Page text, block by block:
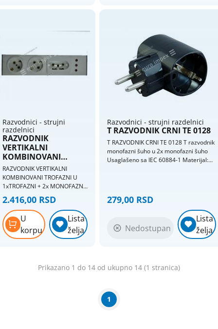
Razvodnici - strujni
razdelnici
RAZVODNIK
VERTIKALNI
KOMBINOVANI
TROFAZNI U
1xTROFAZNI + 2x
MONOFAZNI ZE
RAZVODNIK VERTIKALNI
KOMBINOVANI TROFAZNI U
1xTROFAZNI + 2x MONOFAZNI
ZE art.322 ZE Razdelnik koji
struju iz trofazne uticnice
razdeljuje na jednu tofaznu i
dve monofazne uticnice.
Keramicka jezgra (porcelan).
Monofazne uticnice imaju
Vertikalna (uspravna) izvedba.
2.416,00 RSD
U
korpu
Lista
želja
Razvodnici - strujni razdelnici
T RAZVODNIK CRNI TE 0128
T RAZVODNIK CRNI TE 0128 T razvodnik
monofazni šuho u 2x monofazni šuho
Usaglašeno sa IEC 60884-1 Materijal:
279,00 RSD
Nedostupan
Lista
želja
Prikazano 1 do 14 od ukupno 14 (1 stranica)
1